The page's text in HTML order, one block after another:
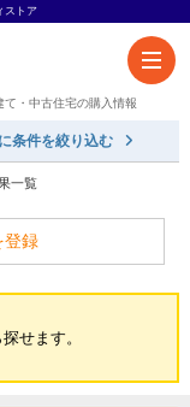
ストア
・中古住宅の購入情報
条件を絞り込む
一覧
登録
せます。